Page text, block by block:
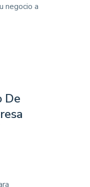
negocio a
De